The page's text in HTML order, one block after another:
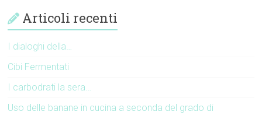
Articoli recenti
I dialoghi della…
Cibi Fermentati
I carbodrati la sera…
Uso delle banane in cucina a seconda del grado di